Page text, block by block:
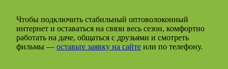
Чтобы подключить стабильный оптоволоконный
интернет и оставаться на связи весь сезон, комфортно
работать на даче, общаться с друзьями и смотреть
фильмы — оставьте заявку на сайте или по телефону.